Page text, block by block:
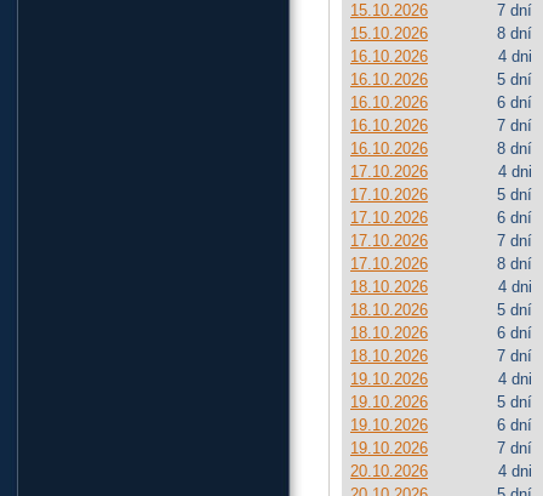
15.10.2026
7 dní
15.10.2026
8 dní
16.10.2026
4 dni
16.10.2026
5 dní
16.10.2026
6 dní
16.10.2026
7 dní
16.10.2026
8 dní
17.10.2026
4 dni
17.10.2026
5 dní
17.10.2026
6 dní
17.10.2026
7 dní
17.10.2026
8 dní
18.10.2026
4 dni
18.10.2026
5 dní
18.10.2026
6 dní
18.10.2026
7 dní
19.10.2026
4 dni
19.10.2026
5 dní
19.10.2026
6 dní
19.10.2026
7 dní
20.10.2026
4 dni